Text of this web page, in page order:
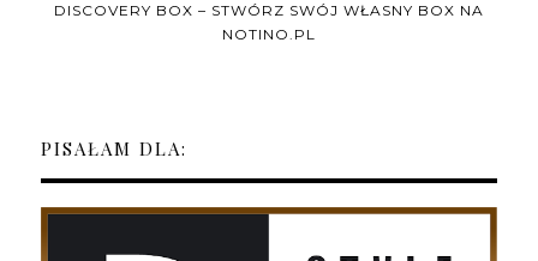
DISCOVERY BOX – STWÓRZ SWÓJ WŁASNY BOX NA
NOTINO.PL
PISAŁAM DLA: